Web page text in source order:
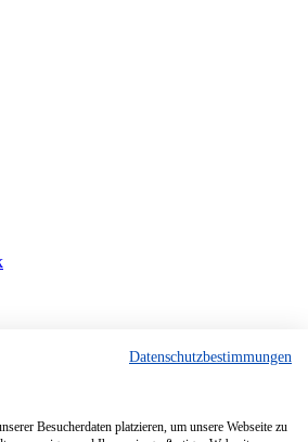
Datenschutzbestimmungen
Besucherdaten platzieren, um unsere Webseite zu